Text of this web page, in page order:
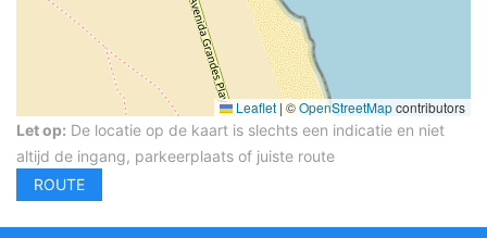
Leaflet | ©OpenStreetMapcontributors
Let op: De locatie op de kaart is slechts een indicatie en niet
altijd de ingang, parkeerplaats of juiste route